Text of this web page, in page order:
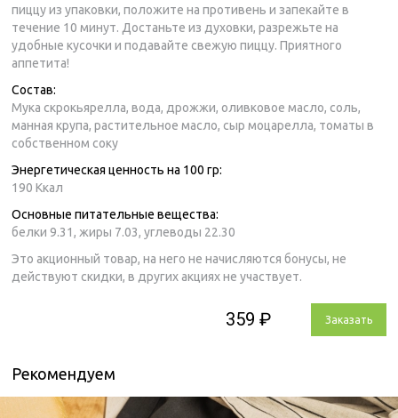
359 ₽ Заказать
пиццу из упаковки, положите на противень и запекайте в
течение 10 минут. Достаньте из духовки, разрежьте на
удобные кусочки и подавайте свежую пиццу. Приятного
аппетита!
Состав:
Мука скрокьярелла, вода, дрожжи, оливковое масло, соль,
манная крупа, растительное масло, сыр моцарелла, томаты в
собственном соку
Энергетическая ценность на 100 гр:
190 Ккал
Основные питательные вещества:
белки 9.31, жиры 7.03, углеводы 22.30
Это акционный товар, на него не начисляются бонусы, не
действуют скидки, в других акциях не участвует.
Рекомендуем